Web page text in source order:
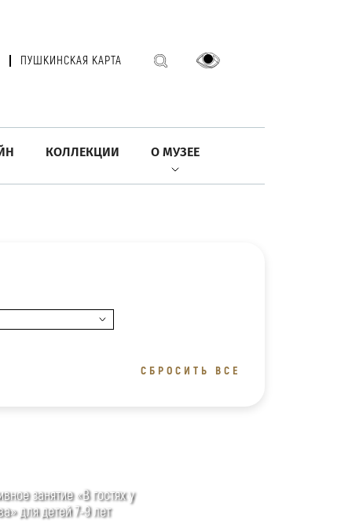
ПУШКИНСКАЯ КАРТА
КОЛЛЕКЦИИ О МУЗЕЕ
СБРОСИТЬ ВСЕ
занятие «В гостях у
для детей 7-9 лет